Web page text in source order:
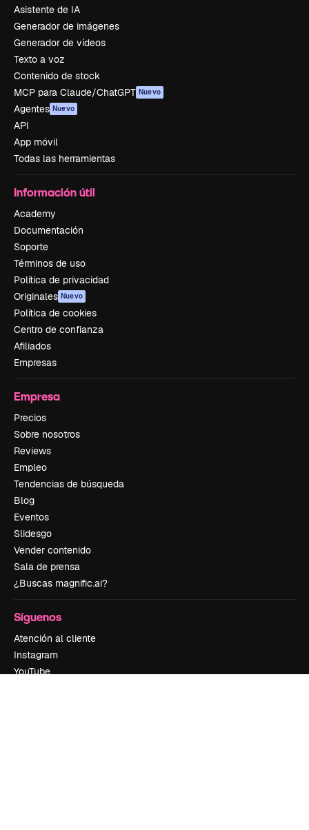
Asistente de IA
Generador de imágenes
Generador de vídeos
Texto a voz
Contenido de stock
MCP para Claude/ChatGPT Nuevo
Agentes Nuevo
API
App móvil
Todas las herramientas
Información útil
Academy
Documentación
Soporte
Términos de uso
Política de privacidad
Originales Nuevo
Política de cookies
Centro de confianza
Afiliados
Empresas
Empresa
Precios
Sobre nosotros
Reviews
Empleo
Tendencias de búsqueda
Blog
Eventos
Slidesgo
Vender contenido
Sala de prensa
¿Buscas magnific.ai?
Síguenos
Atención al cliente
Instagram
YouTube